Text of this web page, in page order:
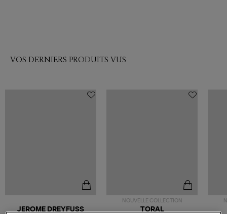
VOS DERNIERS PRODUITS VUS
JEROME DREYFUSS
NOUVELLE COLLECTION
TORAL